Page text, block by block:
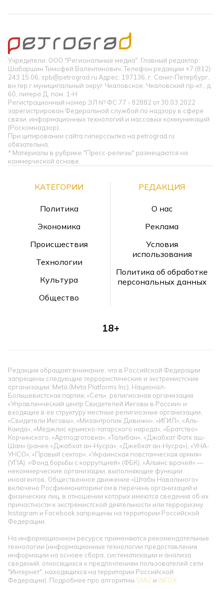
Учредители: ООО "Региональные медиа". Главный редактор:
Шабаршин Тимофей Валентинович. Телефон редакции +7 (812)
243 15 06, spb@petrograd.ru Адрес: 197136, г. Санкт-Петербург,
вн.тер.г.муниципальный округ Чкаловское, Чкаловский пр-кт., д.
60, литера Д, пом. 1-Н
Регистрационный номер ЭЛ № ФС 77 - 82882 от 30.03.2022
зарегистрирован Федеральной службой по надзору в сфере
связи, информационных технологий и массовых коммуникаций
(Роскомнадзор).
При цитировании сайта гиперссылка на petrograd.ru
обязательна.
* Материалы в рубрике "Пресс-релизы" размещаются на
коммерческой основе.
КАТЕГОРИИ
Политика
Экономика
Происшествия
Технологии
Культура
Общество
РЕДАКЦИЯ
О нас
Реклама
Условия
использования
Политика об обработке
персональных данных
18+
Редакция обращает внимание, что в Российской Федерации
запрещены следующие террористические и экстремистские
организации: Meta (Meta Platforms Inc), Национал-
Большевистская партия, «Сеть», религиозная организация
«Управленческий центр Свидетелей Иеговы в России» и
входящие в ее структуру местные религиозные организации,
«Свидетели Иеговы», «Мизантропик Дивижн», «ИГИЛ», «Аль-
Каида», «Меджлис крымско-татарского народа», «Братство»
Корчинского, «Артподготовка», «Талибан», «Джабхат Фатх аш-
Шам» (ранее «Джабхат ан-Нусра», «Джебхат ан-Нусра»), «УНА-
УНСО», «Правый сектор», «Украинская повстанческая армия»
(УПА). «Фонд борьбы с коррупцией» (ФБК), «Альянс врачей» —
некоммерческие организации, выполняющие функции
иноагентов. Общественное движение «Штабы Навального»
включено Росфинмониторингом в перечень организаций и
физических лиц, в отношении которых имеются сведения об их
причастности к экстремистской деятельности или терроризму.
Instagram и Facebook запрещены на территории Российской
Федерации.
На информационном ресурсе применяются рекомендательные
технологии (информационные технологии предоставления
информации на основе сбора, систематизации и анализа
сведений, относящихся к предпочтениям пользователей сети
"Интернет", находящихся на территории Российской
Федерации). Подробнее про алгоритмы SMI2 и INFOX